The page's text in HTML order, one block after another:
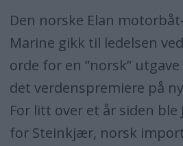
Den norske Elan
Marine gikk til ledelsen
orde for en ”norsk”
det verdenspremiere på
For litt over et år siden ble
for Steinkjær, norsk